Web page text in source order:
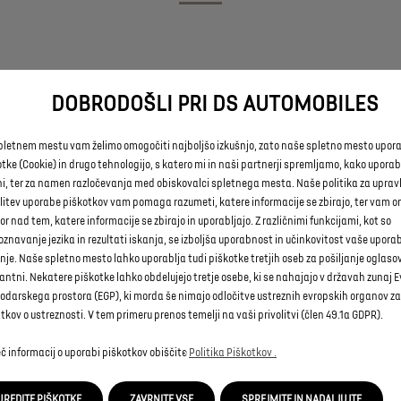
ÉTOILE et Jules Verne. L’ensemble de ces finitions
d’équipements et d’accessoires de série pour répondre à
attentes.
LES DIFFÉRENTS CHOIX DE MOTORISATIONS POSSIBLES
sans recharge, hybride rechargeable et en 100% éléctrique
DOBRODOŠLI PRI DS AUTOMOBILES
mestu vam želimo omogočiti najboljšo izkušnjo, zato naše spletno mesto
(Cookie) in drugo tehnologijo, s katero mi in naši partnerji spremljamo, kako
ter za namen razločevanja med obiskovalci spletnega mesta. Naše politika za
uporabe piškotkov vam pomaga razumeti, katere informacije se zbirajo, ter vam
nad tem, katere informacije se zbirajo in uporabljajo. Z različnimi funkcijami, kot so
jezika in rezultati iskanja, se izboljša uporabnost in učinkovitost vaše
Naše spletno mesto lahko uporablja tudi piškotke tretjih oseb za pošiljanje
Nekatere piškotke lahko obdelujejo tretje osebe, ki se nahajajo v državah zunaj
prostora (EGP), ki morda še nimajo odločitve ustreznih evropskih organov
o ustreznosti. V tem primeru prenos temelji na vaši privolitvi (člen 49.1a GDPR).
informacij o uporabi piškotkov obiščite Politika Piškotkov .